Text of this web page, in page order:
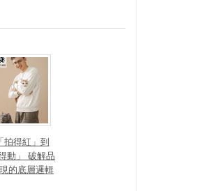
拍得紅」到
動」 破解品
的底層邏輯